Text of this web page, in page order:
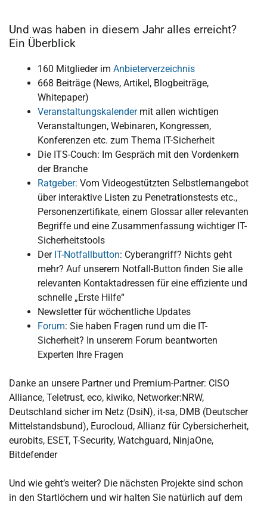
Und was haben in diesem Jahr alles erreicht?
Ein Überblick
160 Mitglieder im Anbieterverzeichnis
668 Beiträge (News, Artikel, Blogbeiträge,
Whitepaper)
Veranstaltungskalendermit allen wichtigen
Veranstaltungen, Webinaren, Kongressen,
Konferenzen etc. zum Thema IT-Sicherheit
Die ITS-Couch: Im Gespräch mit den Vordenkern
der Branche
Ratgeber: Vom Videogestützten Selbstlernangebot
über interaktive Listen zu Penetrationstests etc.,
Personenzertifikate, einem Glossar aller relevanten
Begriffe und eine Zusammenfassung wichtiger IT-
Sicherheitstools
DerIT-Notfallbutton: Cyberangriff? Nichts geht
mehr? Auf unserem Notfall-Button finden Sie alle
relevanten Kontaktadressen für eine effiziente und
schnelle „Erste Hilfe“
Newsletter für wöchentliche Updates
Forum: Sie haben Fragen rund um die IT-
Sicherheit? In unserem Forum beantworten
Experten Ihre Fragen
Danke an unsere Partner und Premium-Partner: CISO
Alliance, Teletrust, eco, kiwiko, Networker:NRW,
Deutschland sicher im Netz (DsiN), it-sa, DMB (Deutscher
Mittelstandsbund), Eurocloud, Allianz für Cybersicherheit,
eurobits, ESET, T-Security, Watchguard, NinjaOne,
Bitdefender
Und wie geht’s weiter? Die nächsten Projekte sind schon
in den Startlöchern und wir halten Sie natürlich auf dem